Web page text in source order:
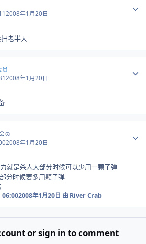
2008年1月20日
老半天
员
2008年1月20日
员
2008年1月20日
就是杀人大部分时候可以少用一颗子弹
分时候要多用颗子弹
06:002008年1月20日 由 River Crab
or sign in to comment